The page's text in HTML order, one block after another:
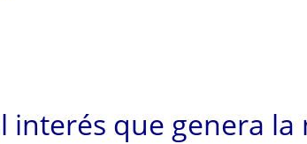
interés que genera la